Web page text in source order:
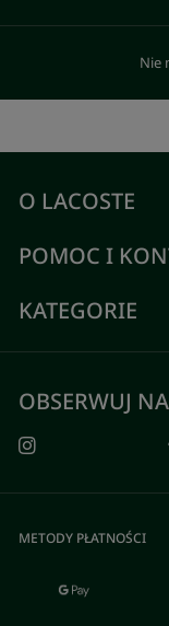
Nie
O LACOSTE
POMOC I
KATEGORIE
OBSERWUJ
METODY PŁATNOŚCI